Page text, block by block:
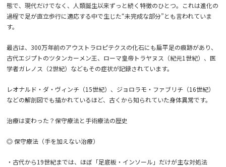
態で、現代だけでなく、人類誕生以来ずっと続く特徴のひとつ。これは進化の
過程で足が直立歩行に適応する中で生じた“未完成な部分”とも言われていま
す。
最古は、300万年前のアウストラロピテクスの化石にも扁平足の痕跡があり、
古代エジプトのツタンカーメン王、ローマ皇帝トラヤヌス（紀元1世紀）、医
学者ガレノス（2世紀）などもその症状が記録されています。
レオナルド・ダ・ヴィンチ（15世紀）、ジョロラモ・ファブリチ（16世紀）
などの解剖図でも描かれているほど、古くから知られていた身体異常です。
治療は変わった？保守療法と手術療法の歴史
◎ 保守療法（手を加えない治療）
・古代から19世紀までは、ほぼ「足底板・インソール」だけが主な対処法